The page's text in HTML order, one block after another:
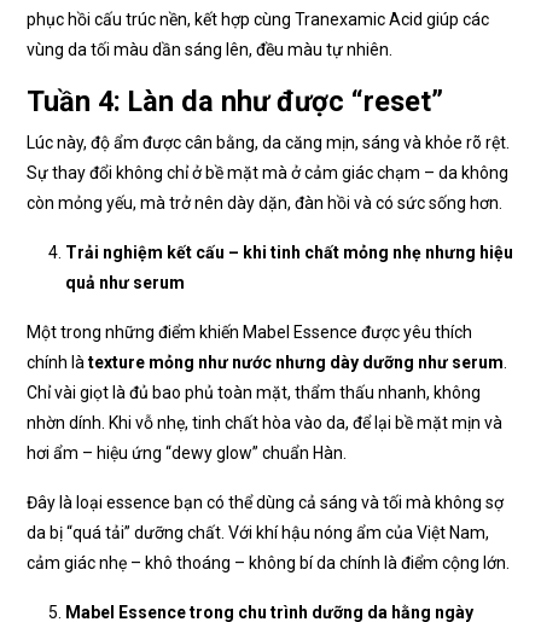
phục hồi cấu trúc nền, kết hợp cùng Tranexamic Acid giúp các
vùng da tối màu dần sáng lên, đều màu tự nhiên.
Tuần 4: Làn da như được “reset”
Lúc này, độ ẩm được cân bằng, da căng mịn, sáng và khỏe rõ rệt.
Sự thay đổi không chỉ ở bề mặt mà ở cảm giác chạm – da không
còn mỏng yếu, mà trở nên dày dặn, đàn hồi và có sức sống hơn.
Trải nghiệm kết cấu – khi tinh chất mỏng nhẹ nhưng hiệu
quả như serum
Một trong những điểm khiến Mabel Essence được yêu thích
chính làtexture mỏng như nước nhưng dày dưỡng như serum
Chỉ vài giọt là đủ bao phủ toàn mặt, thẩm thấu nhanh, không
nhờn dính. Khi vỗ nhẹ, tinh chất hòa vào da, để lại bề mặt mịn và
hơi ẩm – hiệu ứng “dewy glow” chuẩn Hàn.
Đây là loại essence bạn có thể dùng cả sáng và tối mà không sợ
da bị “quá tải” dưỡng chất. Với khí hậu nóng ẩm của Việt Nam,
cảm giác nhẹ – khô thoáng – không bí da chính là điểm cộng lớn.
Mabel Essence trong chu trình dưỡng da hằng ngày